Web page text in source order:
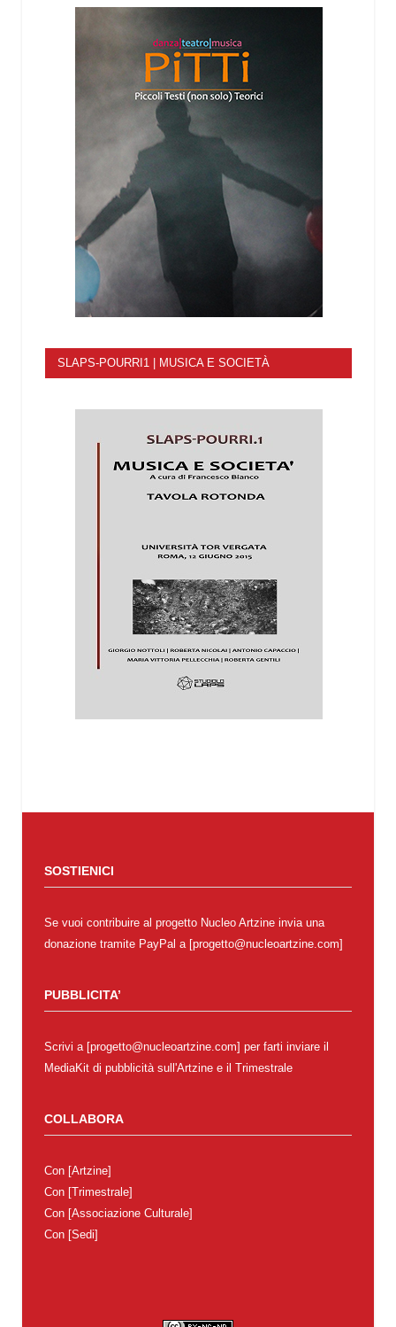
SLAPS-POURRI1 | MUSICA E SOCIETÀ
SOSTIENICI
Se vuoi contribuire al progetto Nucleo Artzine invia una
donazione tramite PayPal a [progetto@nucleoartzine.com]
PUBBLICITA’
Scrivi a [progetto@nucleoartzine.com] per farti inviare il
MediaKit di pubblicità sull'Artzine e il Trimestrale
COLLABORA
Con [Artzine]
Con [Trimestrale]
Con [Associazione Culturale]
Con [Sedi]